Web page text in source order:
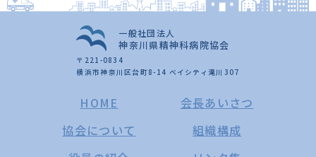
一般社団法人
神奈川県精神科病院協会
〒221-0834
横浜市神奈川区台町8-14 ベイシティ滝川307
HOME
会長あいさつ
協会について
組織構成